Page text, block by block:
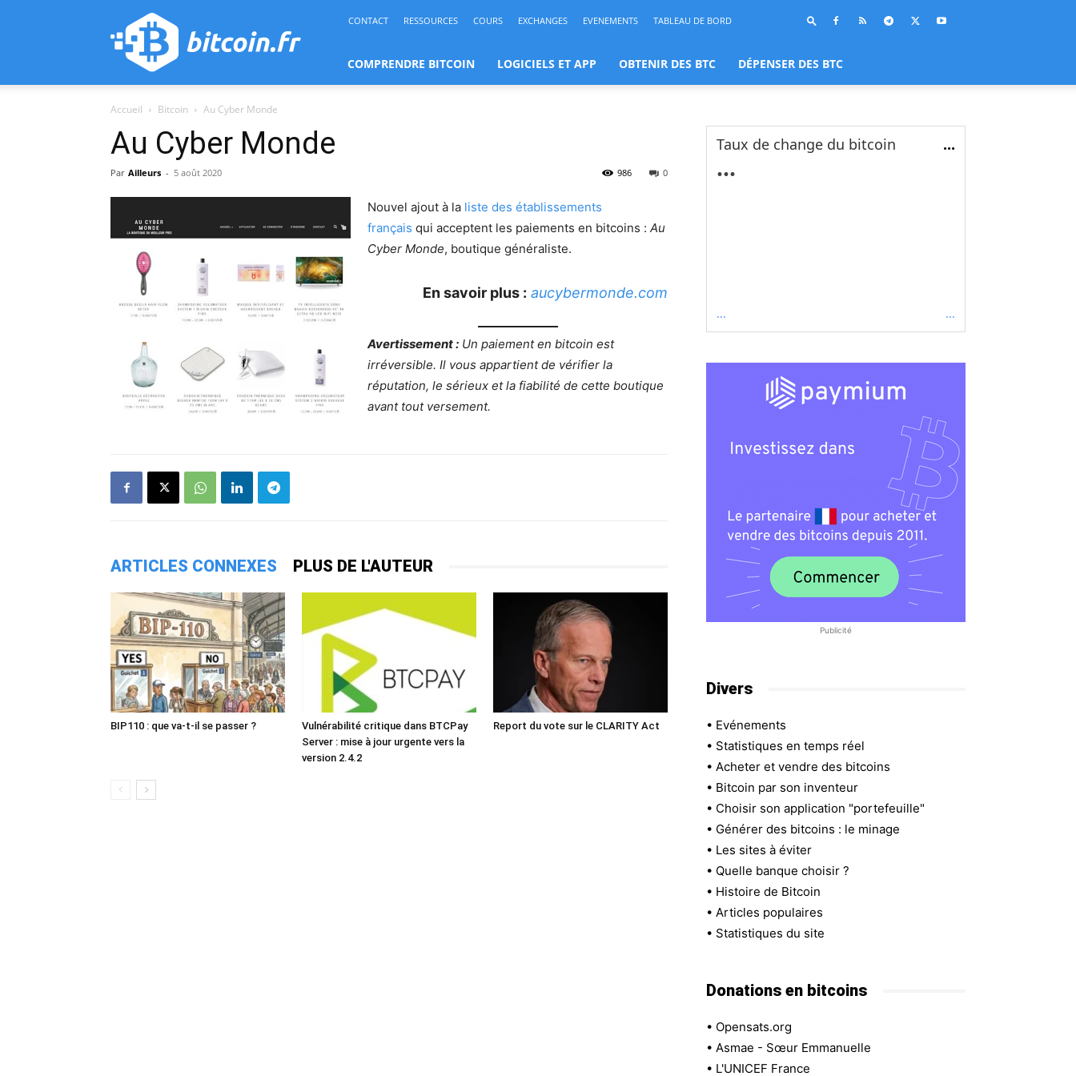
bitcoin.fr
CONTACT RESSOURCES COURS EXCHANGES EVENEMENTS TABLEAU DE BORD
COMPRENDRE BITCOIN LOGICIELS ET APP OBTENIR DES BTC DÉPENSER DES BTC
Accueil Bitcoin Au Cyber Monde
Au Cyber Monde
Par Ailleurs - 5 août 2020 0
986
Nouvel ajout à la liste des établissements
français qui acceptent les paiements en bitcoins : Au
Cyber Monde, boutique généraliste.
En savoir plus : aucybermonde.com
Avertissement : Un paiement en bitcoin est
irréversible. Il vous appartient de vérifier la
réputation, le sérieux et la fiabilité de cette boutique
avant tout versement.
ARTICLES CONNEXES PLUS DE L'AUTEUR
BIP110 : que va-t-il se passer ?
Vulnérabilité critique dans BTCPay
Server : mise à jour urgente vers la
version 2.4.2
Report du vote sur le CLARITY Act
Taux de change du bitcoin ...
...
... ...
Publicité
Divers
• Evénements
• Statistiques en temps réel
• Acheter et vendre des bitcoins
• Bitcoin par son inventeur
• Choisir son application "portefeuille"
• Générer des bitcoins : le minage
• Les sites à éviter
• Quelle banque choisir ?
• Histoire de Bitcoin
• Articles populaires
• Statistiques du site
Donations en bitcoins
• Opensats.org
• Asmae - Sœur Emmanuelle
• L'UNICEF France